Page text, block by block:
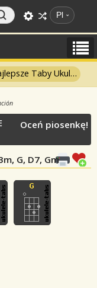
Pl
Taby Ukulele
G, D7, Gm
Oceń piosenkę!